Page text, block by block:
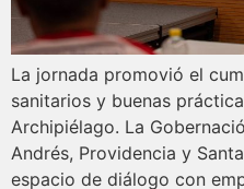
La jornada promovió el
sanitarios y buenas
Archipiélago. La
Andrés, Providencia y
espacio de diálogo con